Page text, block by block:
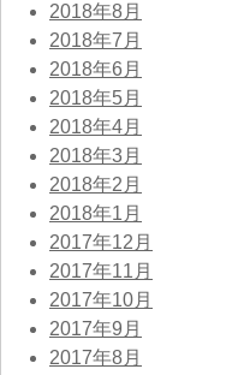
2018年8月
2018年7月
2018年6月
2018年5月
2018年4月
2018年3月
2018年2月
2018年1月
2017年12月
2017年11月
2017年10月
2017年9月
2017年8月